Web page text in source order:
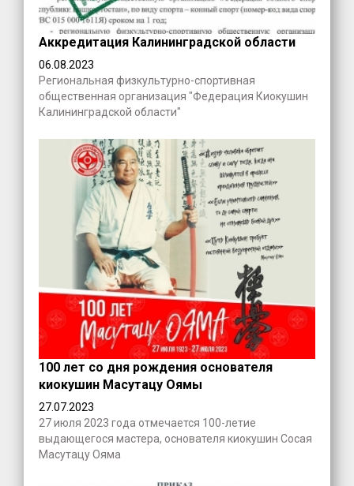
Аккредитация Калининградской области
06.08.2023
Региональная физкультурно-спортивная
общественная организация "Федерация Киокушин
Калининградской области"
100 лет со дня рождения основателя
киокушин Масутацу Оямы
27.07.2023
27 июля 2023 года отмечается 100-летие
выдающегося мастера, основателя киокушин Сосая
Масутацу Ояма